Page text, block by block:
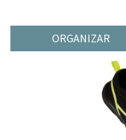
ORGANIZAR